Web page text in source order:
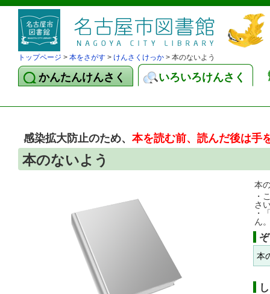
トップページ > 本をさがす > けんさくけっか > 本のないよう
かんたんけんさく いろいろけんさく
感染拡大防止のため、本を読む前、読んだ後は手
本のないよう
本
・
さ
・
ん
本